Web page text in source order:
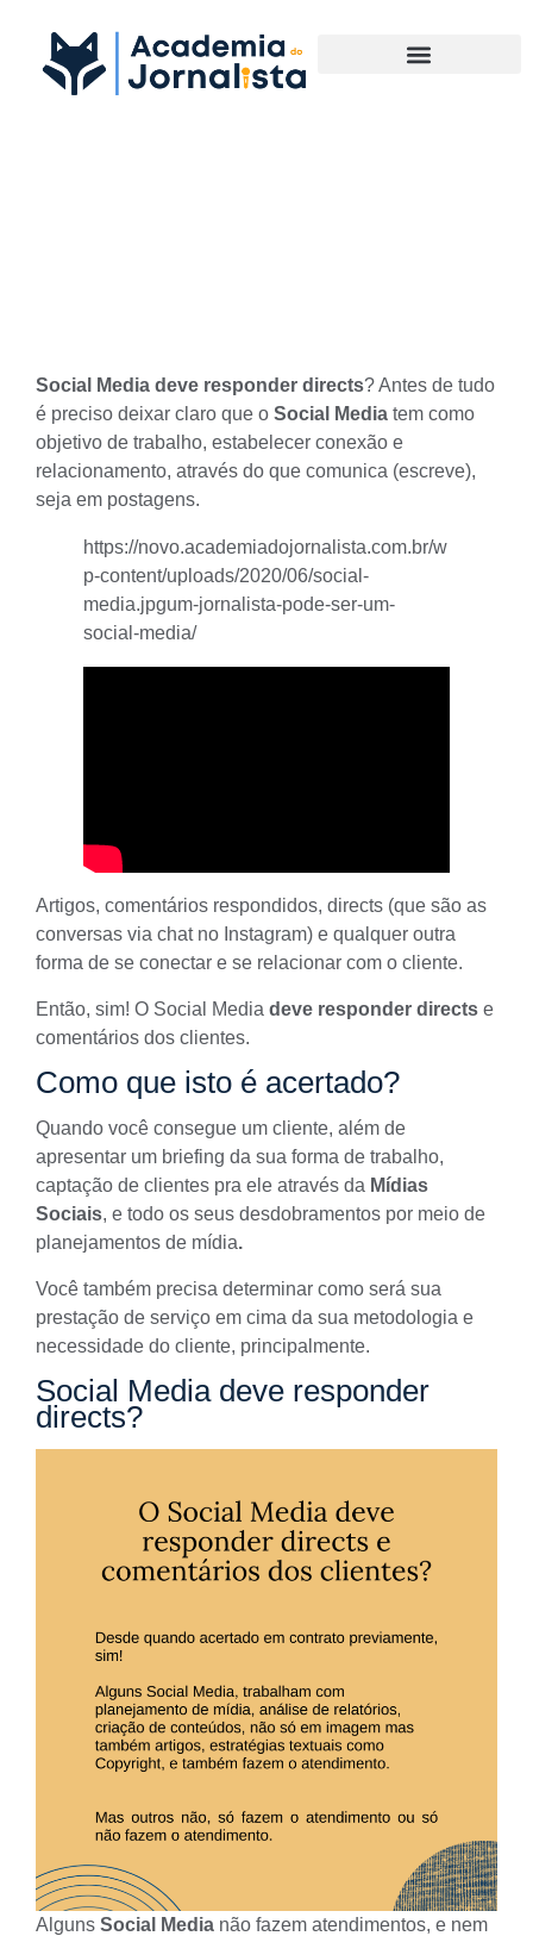
Social Media deve responder directs? Antes de tudo
é preciso deixar claro que o Social Media tem como
objetivo de trabalho, estabelecer conexão e
relacionamento, através do que comunica (escreve),
seja em postagens.
https://novo.academiadojornalista.com.br/w
p-content/uploads/2020/06/social-
media.jpgum-jornalista-pode-ser-um-
social-media/
Artigos, comentários respondidos, directs (que são as
conversas via chat no Instagram) e qualquer outra
forma de se conectar e se relacionar com o cliente.
Então, sim! O Social Media deve responder directs e
comentários dos clientes.
Como que isto é acertado?
Quando você consegue um cliente, além de
apresentar um briefing da sua forma de trabalho,
captação de clientes pra ele através da Mídias
Sociais, e todo os seus desdobramentos por meio de
planejamentos de mídia.
Você também precisa determinar como será sua
prestação de serviço em cima da sua metodologia e
necessidade do cliente, principalmente.
Social Media deve responder
directs?
Alguns Social Media não fazem atendimentos, e nem